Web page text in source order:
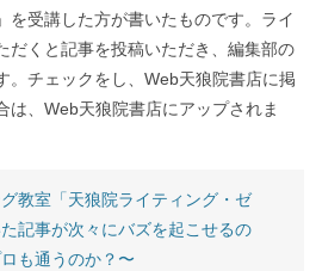
を受講した方が書いたものです。ライ
だくと記事を投稿いただき、編集部の
。チェックをし、Web天狼院書店に掲
は、Web天狼院書店にアップされま
教室「天狼院ライティング・ゼ
記事が次々にバズを起こせるの
も通うのか？〜